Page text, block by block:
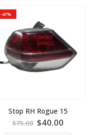
-47%
Stop RH Rogue 15
$75.00 $40.00